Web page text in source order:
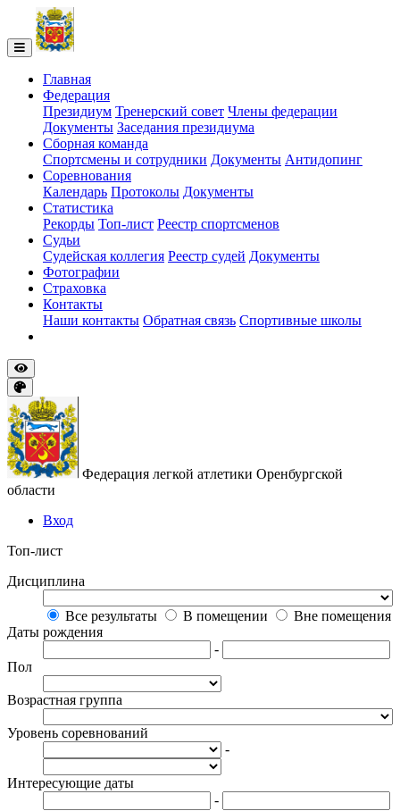
Главная
Федерация
Президиум Тренерский совет Члены федерации
Документы Заседания президиума
Сборная команда
Спортсмены и сотрудники Документы Антидопинг
Соревнования
Календарь Протоколы Документы
Статистика
Рекорды Топ-лист Реестр спортсменов
Судьи
Судейская коллегия Реестр судей Документы
Фотографии
Страховка
Контакты
Наши контакты Обратная связь Спортивные школы
Федерация легкой атлетики Оренбургской
области
Вход
Топ-лист
Дисциплина
Все результаты В помещении
Вне помещения
Даты рождения
-
Пол
Возрастная группа
Уровень соревнований
-
Интересующие даты
-